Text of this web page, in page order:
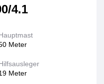
4.1
Meter
Meter